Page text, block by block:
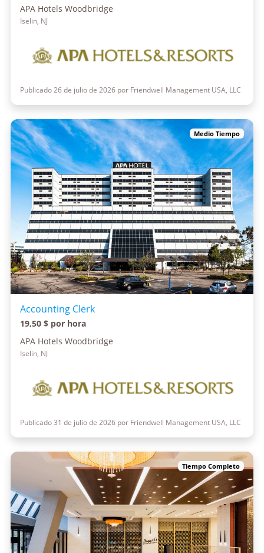
APA Hotels Woodbridge
Iselin, NJ
Publicado 26 de julio de 2026 por Friendwell Management USA, LLC
Medio Tiempo
Accounting Clerk
19,50 $ por hora
APA Hotels Woodbridge
Iselin, NJ
Publicado 31 de julio de 2026 por Friendwell Management USA, LLC
Tiempo Completo